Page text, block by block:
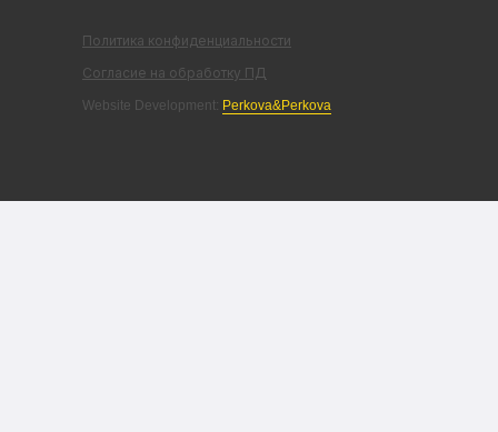
Политика конфиденциальности
Согласие на обработку ПД
Website Development: Perkova&Perkova